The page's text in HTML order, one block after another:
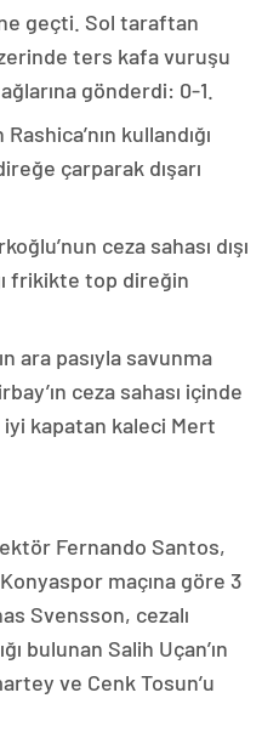
geçti. Sol taraftan
ters kafa vuruşu
gönderdi: 0-1.
kullandığı
çarparak dışarı
ceza sahası dışı
frikikte top direğin
ara pasıyla savunma
ceza sahası içinde
iyi kapatan kaleci Mert
Fernando Santos,
maçına göre 3
Svensson, cezalı
bulunan Salih Uçan’ın
ve Cenk Tosun’u